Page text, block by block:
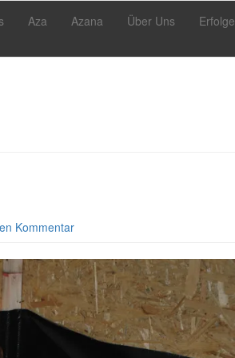
Aza Azana Über Uns Erfolge
Kommentar